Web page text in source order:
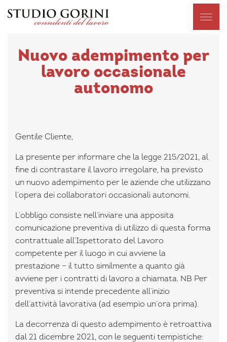
Nuovo adempimento per
lavoro occasionale
autonomo
Gentile Cliente,
La presente per informare che la legge 215/2021, al
fine di contrastare il lavoro irregolare, ha previsto
un nuovo adempimento per le aziende che utilizzano
l’opera dei collaboratori occasionali autonomi.
L’obbligo consiste nell’inviare una apposita
comunicazione preventiva di utilizzo di questa forma
contrattuale all’Ispettorato del Lavoro
competente per il luogo in cui avviene la
prestazione – il tutto similmente a quanto già
avviene per i contratti di lavoro a chiamata. NB Per
preventiva si intende precedente all’inizio
dell’attività lavorativa (ad esempio un’ora prima).
La decorrenza di questo adempimento è retroattiva
dal 21 dicembre 2021, con le seguenti tempistiche: